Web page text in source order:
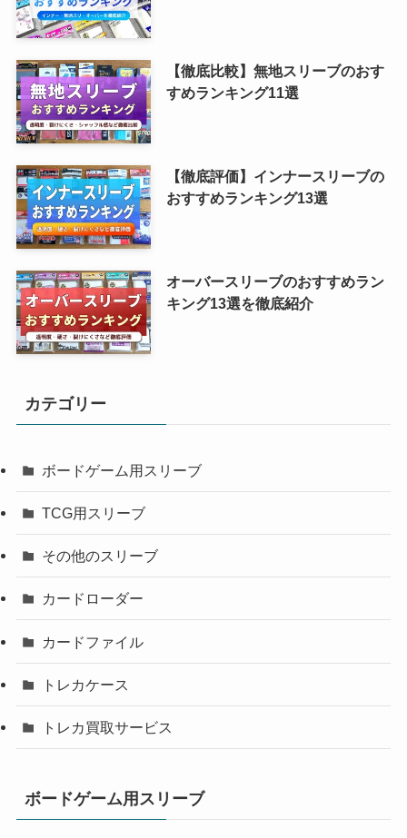
【徹底比較】無地スリーブのおす
すめランキング11選
【徹底評価】インナースリーブの
おすすめランキング13選
オーバースリーブのおすすめラン
キング13選を徹底紹介
カテゴリー
ボードゲーム用スリーブ
TCG用スリーブ
その他のスリーブ
カードローダー
カードファイル
トレカケース
トレカ買取サービス
ボードゲーム用スリーブ